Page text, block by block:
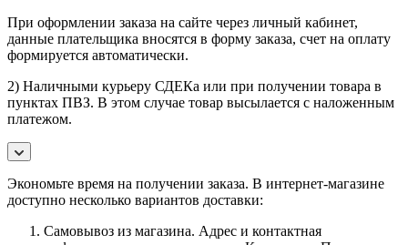
При оформлении заказа на сайте через личный кабинет,
данные плательщика вносятся в форму заказа, счет на оплату
формируется автоматически.
2) Наличными курьеру СДЕКа или при получении товара в
пунктах ПВЗ. В этом случае товар высылается с наложенным
платежом.
Экономьте время на получении заказа. В интернет-магазине
доступно несколько вариантов доставки:
Самовывоз из магазина. Адрес и контактная